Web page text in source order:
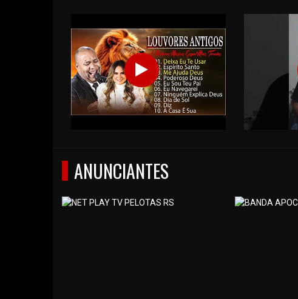
ANUNCIANTES